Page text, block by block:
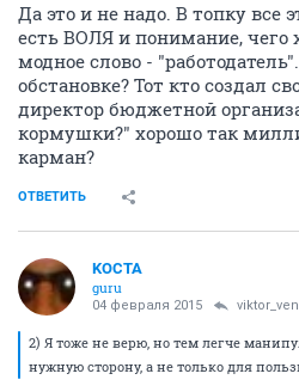
Да это и не надо. В топку все
есть ВОЛЯ и понимание, чего
модное слово -
обстановке? Тот кто создал
директор бюджетной
кормушки?" хорошо так
карман?
ОТВЕТИТЬ
KOCTA
guru
04 февраля 2015
2) Я тоже не верю, но тем легче
нужную сторону, а не только для